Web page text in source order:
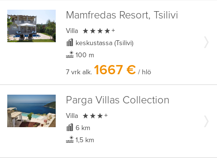
Mamfredas Resort, Tsilivi
Villa  +
keskustassa (Tsilivi)
100 m
7 vrk alk. 1667 € / hlö
Parga Villas Collection
Villa  +
6 km
1,5 km